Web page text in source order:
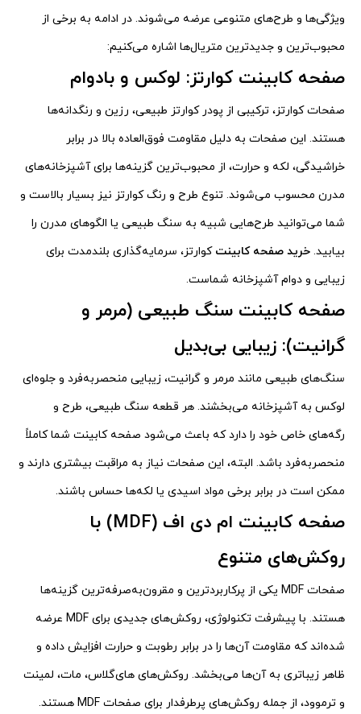
ویژگی‌ها و طرح‌های متنوعی عرضه می‌شوند. در ادامه به برخی از
محبوب‌ترین و جدیدترین متریال‌ها اشاره می‌کنیم:
صفحه کابینت کوارتز: لوکس و بادوام
صفحات کوارتز، ترکیبی از پودر کوارتز طبیعی، رزین و رنگدانه‌ها
هستند. این صفحات به دلیل مقاومت فوق‌العاده بالا در برابر
خراشیدگی، لکه و حرارت، از محبوب‌ترین گزینه‌ها برای آشپزخانه‌های
مدرن محسوب می‌شوند. تنوع طرح و رنگ کوارتز نیز بسیار بالاست و
شما می‌توانید طرح‌هایی شبیه به سنگ طبیعی یا الگوهای مدرن را
بیابید. خرید صفحه کابینت کوارتز، سرمایه‌گذاری بلندمدت برای
زیبایی و دوام آشپزخانه شماست.
صفحه کابینت سنگ طبیعی (مرمر و
گرانیت): زیبایی بی‌بدیل
سنگ‌های طبیعی مانند مرمر و گرانیت، زیبایی منحصربه‌فرد و جلوه‌ای
لوکس به آشپزخانه می‌بخشند. هر قطعه سنگ طبیعی، طرح و
رگه‌های خاص خود را دارد که باعث می‌شود صفحه کابینت شما کاملاً
منحصربه‌فرد باشد. البته، این صفحات نیاز به مراقبت بیشتری دارند و
ممکن است در برابر برخی مواد اسیدی یا لکه‌ها حساس باشند.
صفحه کابینت ام دی اف (MDF) با
روکش‌های متنوع
صفحات MDF یکی از پرکاربردترین و مقرون‌به‌صرفه‌ترین گزینه‌ها
هستند. با پیشرفت تکنولوژی، روکش‌های جدیدی برای MDF عرضه
شده‌اند که مقاومت آن‌ها را در برابر رطوبت و حرارت افزایش داده و
ظاهر زیباتری به آن‌ها می‌بخشد. روکش‌های های‌گلاس، مات، لمینت
و ترموود، از جمله روکش‌های پرطرفدار برای صفحات MDF هستند.